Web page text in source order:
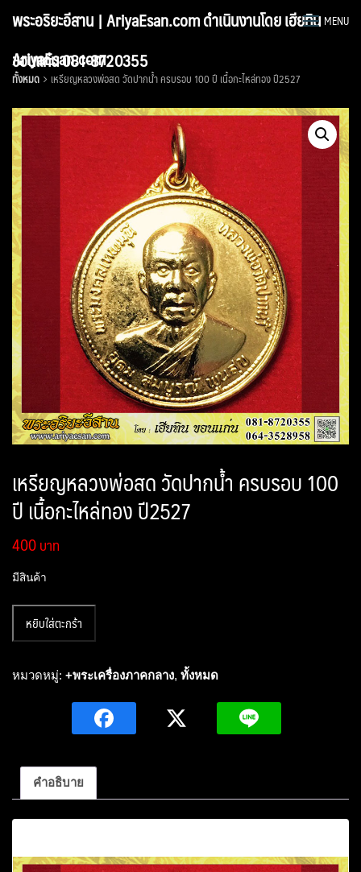
พระอริยะอีสาน | AriyaEsan.com ดำเนินงานโดย เฮียทิน
ขอนแก่น 081-8720355
MENU
AriyaEsan.com
ทั้งหมด เหรียญหลวงพ่อสด วัดปากน้ำ ครบรอบ 100 ปี เนื้อกะไหล่ทอง ปี2527
เหรียญหลวงพ่อสด วัดปากน้ำ ครบรอบ 100
ปี เนื้อกะไหล่ทอง ปี2527
400
มีสินค้า
เหรียญ
พ่อ
รอบ
เนื้อ
ทอง
หยิบใส่ตะกร้า
หมวดหมู่: +พระเครื่องภาคกลาง, ทั้งหมด
คำอธิบาย